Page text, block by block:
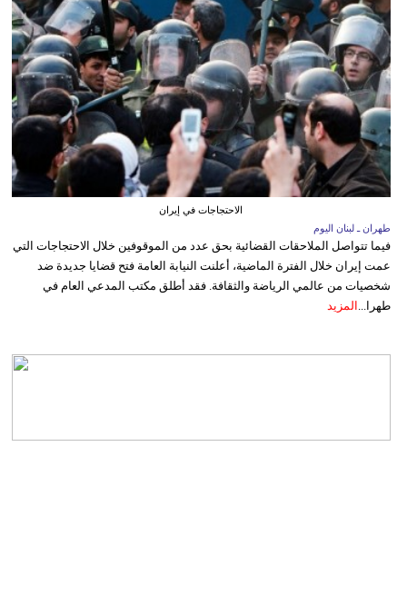
الاحتجاجات في إيران
طهران ـ لبنان اليوم
فيما تتواصل الملاحقات القضائية بحق عدد من الموقوفين خلال الاحتجاجات التي
عمت إيران خلال الفترة الماضية، أعلنت النيابة العامة فتح قضايا جديدة ضد
شخصيات من عالمي الرياضة والثقافة. فقد أطلق مكتب المدعي العام في
طهرا... المزيد